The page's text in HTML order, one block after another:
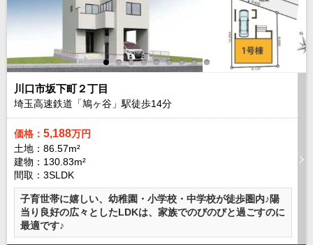
川口市坂下町２丁目
埼玉高速鉄道「鳩ヶ谷」駅徒歩14分
価格： 5,188万円
土地：86.57m²
建物：130.83m²
間取：3SLDK
子育世帯に嬉しい、幼稚園・小学校・中学校が徒歩圏内♪陽
当り良好の広々としたLDKは、家族でのびのびと過ごすのに
最適です♪